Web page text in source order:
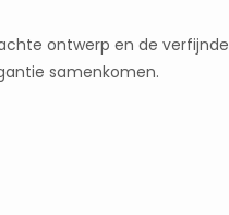
ontwerp en de verfijnde
samenkomen.